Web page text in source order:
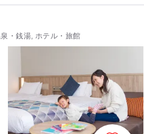
・銭湯, ホテル・旅館